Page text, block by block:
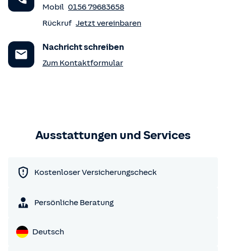
Mobil 0156 79683658
Rückruf Jetzt vereinbaren
Nachricht schreiben
Zum Kontaktformular
Ausstattungen und Services
Kostenloser Versicherungscheck
Persönliche Beratung
Deutsch